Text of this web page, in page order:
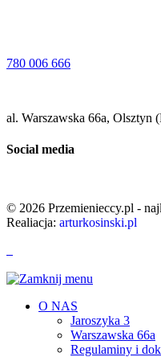
780 006 666
al. Warszawska 66a,
Social media
© 2026 Przemienieccy.pl -
Realiacja: arturkosinski.pl
O NAS
Jaroszyka 3
Warszawska 66a
Regulaminy i